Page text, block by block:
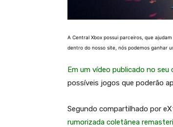
A Central Xbox possui parceiros, que
dentro do nosso site, nós podemos ganhar
Em um vídeo publicado no seu
possíveis jogos que poderão
Segundo compartilhado por
rumorizada coletânea